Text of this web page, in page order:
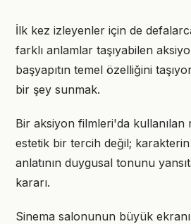
İlk kez izleyenler için de
farklı anlamlar taşıyabilen
başyapıtın temel özelliğini
bir şey sunmak.
Bir aksiyon filmleri'da kullanılan
estetik bir tercih değil; karakterin
anlatının duygusal tonunu
kararı.
Sinema salonunun büyük